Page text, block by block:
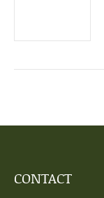
CONTACT